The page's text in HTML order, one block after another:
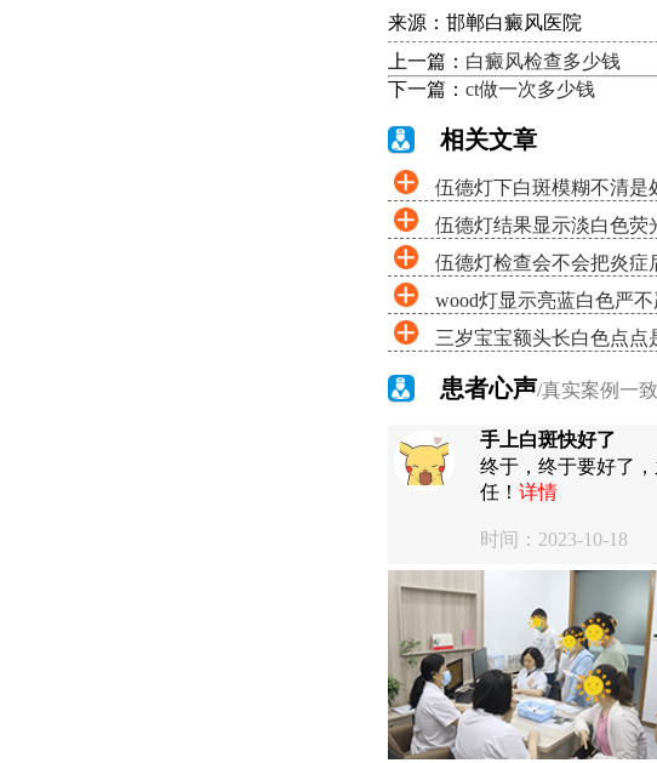
来源：邯郸白癜风医院
上一篇： 白癜风检查多少钱
下一篇： ct做一次多少钱
相关文章
伍德灯下白斑模糊不清是
伍德灯结果显示淡白色荧
伍德灯检查会不会把炎症
wood灯显示亮蓝白色严
三岁宝宝额头长白色点点
患者心声/真实案例一
手上白斑快好了
终于，终于要好了
任！ 详情
时间：2023-10-18